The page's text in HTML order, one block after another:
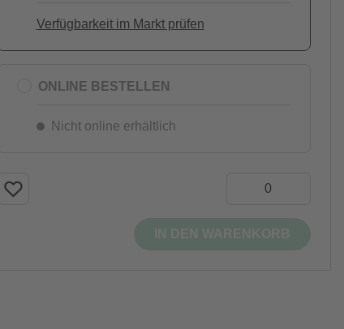
Verfügbarkeit im Markt prüfen
ONLINE BESTELLEN
Nicht online erhältlich